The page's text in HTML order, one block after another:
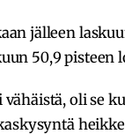
jälleen
50,9 pisteen
oli se